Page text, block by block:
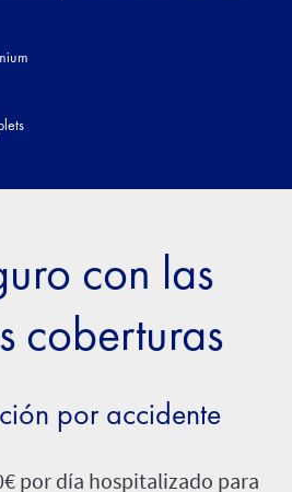
con las
coberturas
por accidente
por día hospitalizado para